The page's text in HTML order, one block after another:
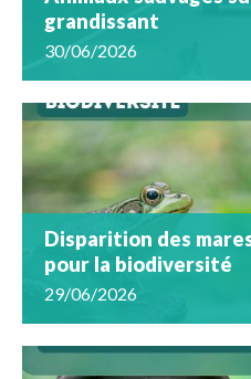
grandissant
30/06/2026
Disparition des
pour la biodiversité
29/06/2026